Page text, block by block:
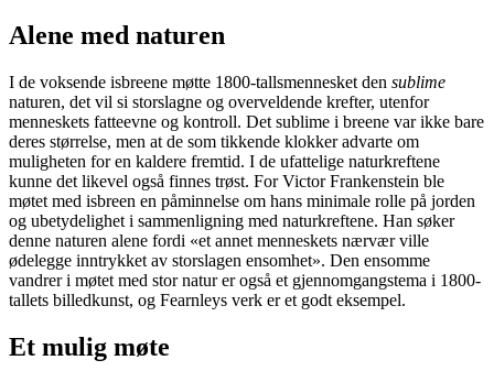
Alene med naturen
I de voksende isbreene møtte 1800-tallsmennesket den sublime
naturen, det vil si storslagne og overveldende krefter, utenfor
menneskets fatteevne og kontroll. Det sublime i breene var ikke bare
deres størrelse, men at de som tikkende klokker advarte om
muligheten for en kaldere fremtid. I de ufattelige naturkreftene
kunne det likevel også finnes trøst. For Victor Frankenstein ble
møtet med isbreen en påminnelse om hans minimale rolle på jorden
og ubetydelighet i sammenligning med naturkreftene. Han søker
denne naturen alene fordi «et annet menneskets nærvær ville
ødelegge inntrykket av storslagen ensomhet». Den ensomme
vandrer i møtet med stor natur er også et gjennomgangstema i 1800-
tallets billedkunst, og Fearnleys verk er et godt eksempel.
Et mulig møte